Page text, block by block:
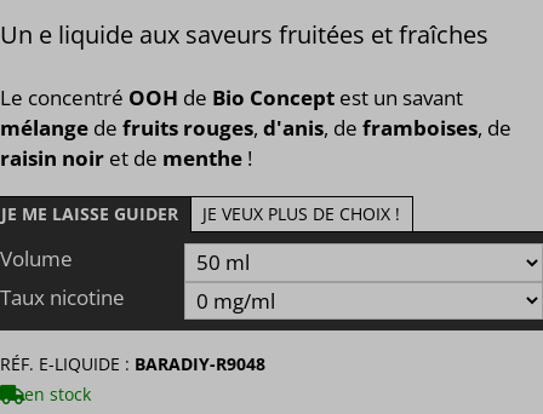
Un e liquide aux saveurs fruitées et fraîches
Le concentré OOH de Bio Concept est un savant
mélange de fruits rouges, d'anis, de framboises, de
raisin noir et de menthe !
JE ME LAISSE GUIDER JE VEUX PLUS DE CHOIX !
Volume
Taux nicotine
RÉF. E-LIQUIDE : BARADIY-R9048
en stock